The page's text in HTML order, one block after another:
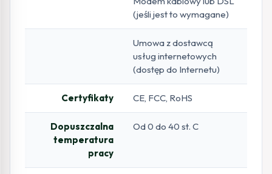
(jeśli jest to wymagane)
Umowa z dostawcą
usług internetowych
(dostęp do Internetu)
Certyfikaty CE, FCC, RoHS
Dopuszczalna
temperatura
pracy
Od 0 do 40 st. C